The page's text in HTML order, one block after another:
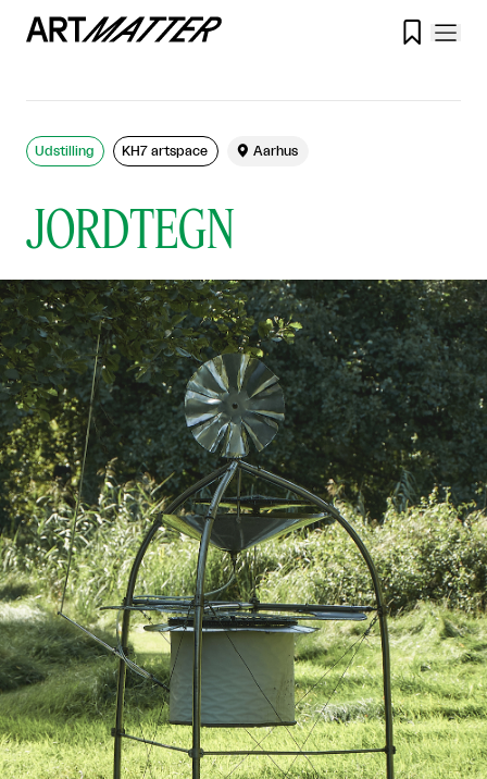

JORDTEGN
Udstilling KH7 artspace  Aarhus